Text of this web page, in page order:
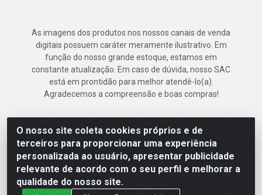
O nosso site coleta cookies próprios e de
terceiros para proporcionar uma experiência
personalizada ao usuário, apresentar publicidade
relevante de acordo com o seu perfil e melhorar a
qualidade do nosso site.
As imagens dos produtos nos nossos canais de venda
digitais possuem caráter meramente ilustrativo. Em
função do nosso grande estoque, estamos em
constante atualização. Em caso de dúvida, nosso SAC
está em prontidão para melhor atendê-lo(a).
Agradecemos a compreensão e boas compras!
Deskontão Atacado - Av. Marechal Mascarenhas de Morais, 2471 -
Imbiribeira - Recife/PE - CEP 51.150-001 - CNPJ 24.150.377/0003-
57